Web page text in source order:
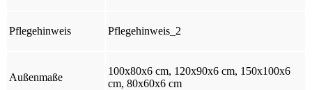
Pflegehinweis Pflegehinweis_2
Außenmaße
100x80x6 cm, 120x90x6 cm, 150x100x6
cm, 80x60x6 cm